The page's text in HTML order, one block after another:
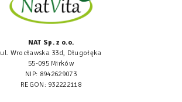
NAT Sp. z o.o.
ul. Wrocławska 33d, Długołęka
55-095 Mirków
NIP: 8942629073
REGON: 932222118